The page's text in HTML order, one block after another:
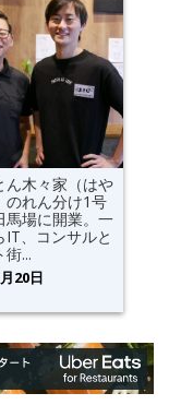
ん木々家（はや
のれん分け1号
馬場に開業。一
IT、コンサルと
街...
20日